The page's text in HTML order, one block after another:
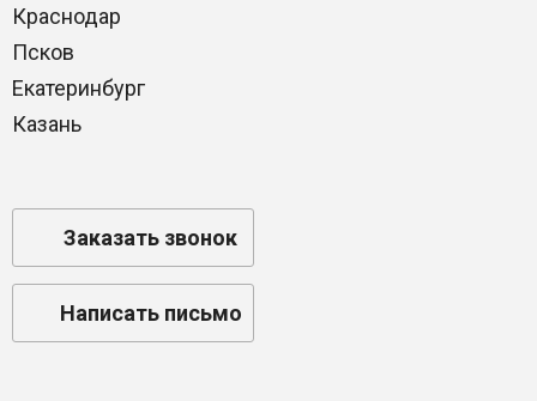
Краснодар
Псков
Екатеринбург
Казань
Заказать звонок
Написать письмо